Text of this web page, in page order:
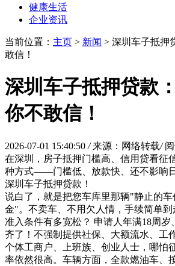
健康生活
企业资讯
当前位置： 主页 > 新闻 > 深圳车子抵押
敢信！
深圳车子抵押贷款
你不敢信！
2026-07-01 15:40:50 / 来源：网络转载/
在深圳，房子抵押门槛高、信用贷看征
种方式——门槛低、放款快、还不影响
深圳车子抵押贷款！
说白了，就是把您车库里那辆"静止的
金"。不卖车、不用欠人情，手续简单到
准入条件有多宽松？‌ 申请人年满18周岁
齐了！不强制提供社保、大额流水、工
个体工商户、上班族、创业人士，哪怕
率依然很高。车辆方面，全款燃油车、